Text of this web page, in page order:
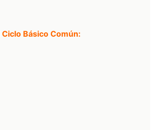
Ciclo Básico Común: